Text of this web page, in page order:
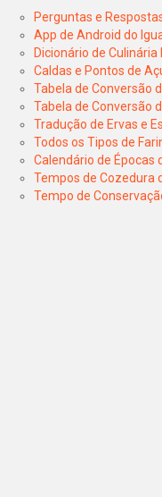
Perguntas e
App de Android do
Dicionário de
Caldas e Pontos de
Tabela de Conversão
Tabela de Conversão
Tradução de Ervas e
Todos os Tipos de
Calendário de Épocas
Tempos de Cozedura
Tempo de